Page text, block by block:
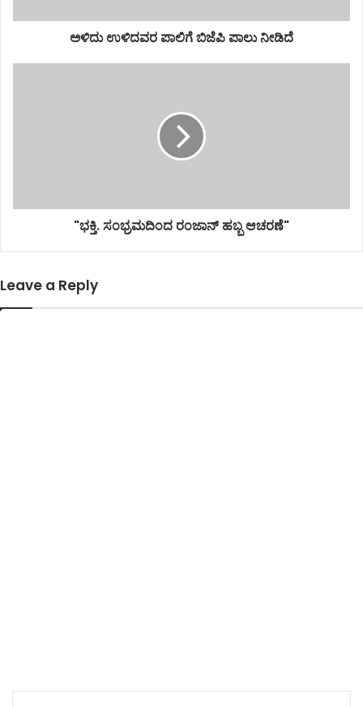
ಅಳಿದು ಉಳಿದವರ ಪಾಲಿಗೆ ಬಿಜೆಪಿ ಪಾಲು ನೀಡಿದೆ
"ಭಕ್ತಿ. ಸಂಭ್ರಮದಿಂದ ರಂಜಾನ್ ಹಬ್ಬ ಆಚರಣೆ"
Leave a Reply